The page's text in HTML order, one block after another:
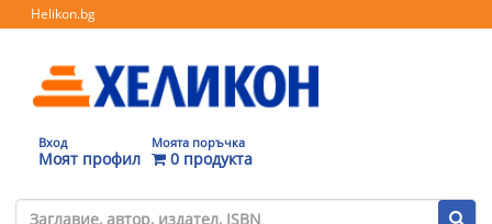
Helikon.bg
Вход
Моят профил
Моята поръчка
0 продукта